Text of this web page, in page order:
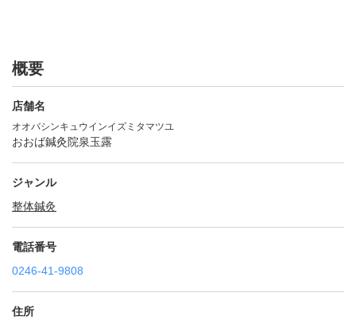
概要
店舗名
オオバシンキュウインイズミタマツユ
おおば鍼灸院泉玉露
ジャンル
整体鍼灸
電話番号
0246-41-9808
住所